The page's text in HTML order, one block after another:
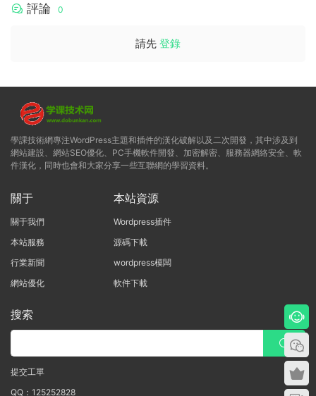
評論 0
請先 登錄
學課技術網專注WordPress主題和插件的漢化破解以及二次開發，其中涉及到
網站建設、網站SEO優化、PC手機軟件開發、加密解密、服務器網絡安全、軟
件漢化，同時也會和大家分享一些互聯網的學習資料。
關于
關于我們
本站服務
行業新聞
網站優化
本站資源
Wordpress插件
源碼下載
wordpress模闆
軟件下載
搜索
提交工單
QQ：125252828